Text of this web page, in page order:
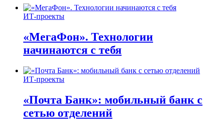
ИТ-проекты
«МегаФон». Технологии
начинаются с тебя
ИТ-проекты
«Почта Банк»: мобильный банк с
сетью отделений